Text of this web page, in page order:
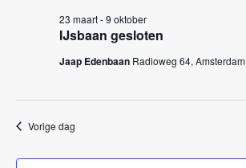
IJsbaan gesloten
23 maart-9 oktober
Jaap Edenbaan Radioweg 64, Amsterdam
Vorige dag